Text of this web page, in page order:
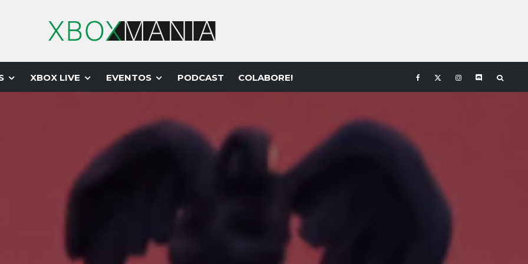
XBOX LIVE EVENTOS PODCAST COLABORE!